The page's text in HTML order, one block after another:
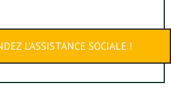
L’ASSISTANCE SOCIALE !